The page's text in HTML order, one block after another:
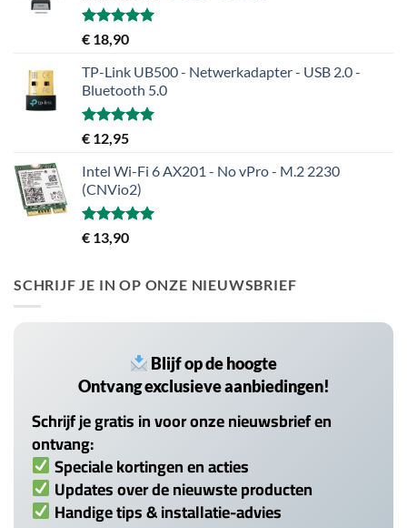
Gewaardeerd
uit 5
€ 18,90
TP-Link UB500 - Netwerkadapter - USB 2.0 -
Bluetooth 5.0
Gewaardeerd
uit 5
€ 12,95
Intel Wi-Fi 6 AX201 - No vPro - M.2 2230
(CNVio2)
Gewaardeerd
uit 5
€ 13,90
SCHRIJF JE IN OP ONZE NIEUWSBRIEF
Blijf op de hoogte
Ontvang exclusieve aanbiedingen!
Schrijf je gratis in voor onze nieuwsbrief en
ontvang:
Speciale kortingen en acties
Updates over de nieuwste producten
Handige tips & installatie-advies